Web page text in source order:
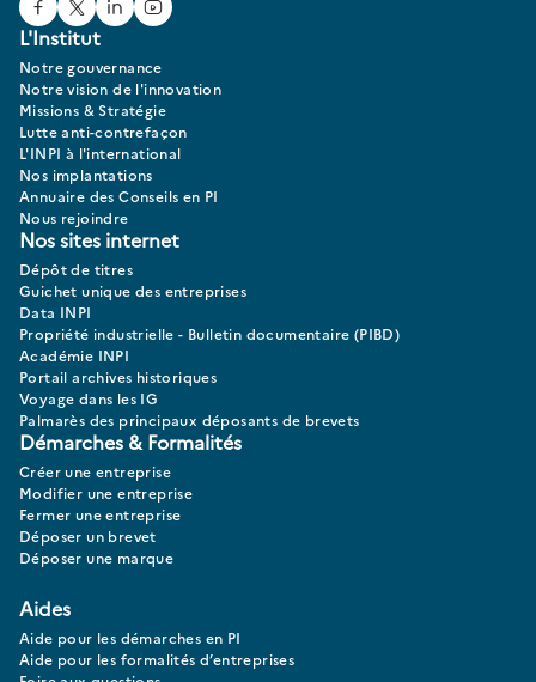
Facebook
TwitterLinked In
Youtube
L'Institut
Notre gouvernance
Notre vision de l'innovation
Missions & Stratégie
Lutte anti-contrefaçon
L'INPI à l'international
Nos implantations
Annuaire des Conseils en PI
Nous rejoindre
Nos sites internet
Dépôt de titres
Guichet unique des entreprises
Data INPI
Propriété industrielle - Bulletin documentaire (PIBD)
Académie INPI
Portail archives historiques
Voyage dans les IG
Palmarès des principaux déposants de brevets
Démarches & Formalités
Créer une entreprise
Modifier une entreprise
Fermer une entreprise
Déposer un brevet
Déposer une marque
Aides
Aide pour les démarches en PI
Aide pour les formalités d’entreprises